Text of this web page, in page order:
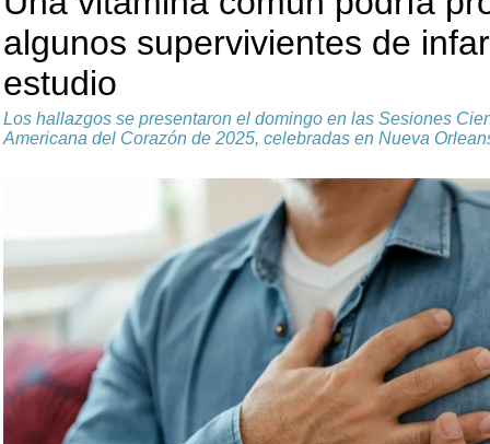
algunos supervivientes de
estudio
Los hallazgos se presentaron el domingo en las Sesiones
Americana del Corazón de 2025, celebradas en Nueva